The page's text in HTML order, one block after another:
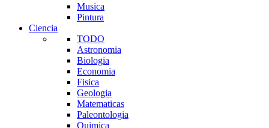
Musica
Pintura
Ciencia
TODO
Astronomia
Biologia
Economia
Fisica
Geologia
Matematicas
Paleontologia
Quimica